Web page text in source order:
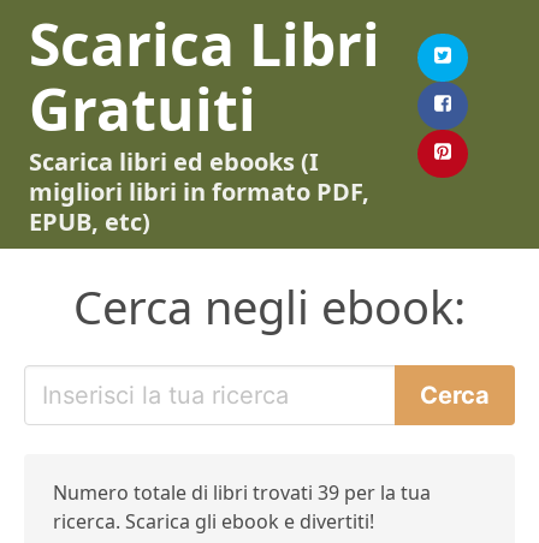
Scarica Libri
Gratuiti
Scarica libri ed ebooks (I
migliori libri in formato PDF,
EPUB, etc)
Cerca negli ebook:
Numero totale di libri trovati 39 per la tua
ricerca. Scarica gli ebook e divertiti!